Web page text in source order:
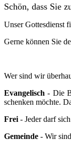
Schön, dass Sie
Unser Gottesdienst
Gerne können Sie
Wer sind wir
Evangelisch- Die
schenken möchte.
Frei - Jeder darf
Gemeinde - Wir